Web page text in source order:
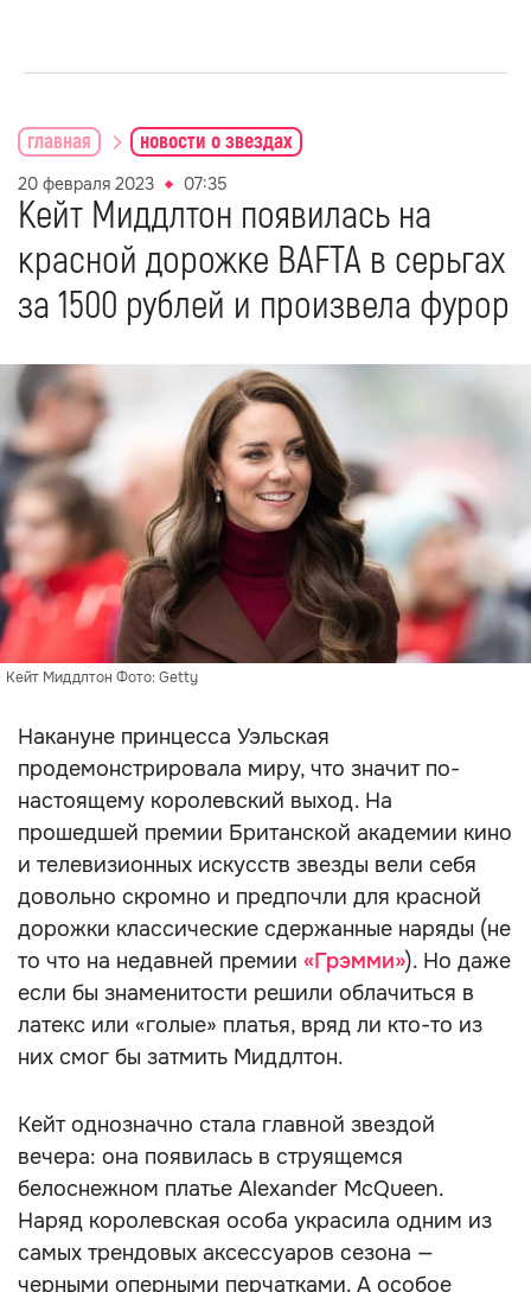
главная новости о звездах
20 февраля 2023 07:35
Кейт Миддлтон появилась на
красной дорожке BAFTA в серьгах
за 1500 рублей и произвела фурор
Кейт Миддлтон Фото: Getty
Накануне принцесса Уэльская
продемонстрировала миру, что значит по-
настоящему королевский выход. На
прошедшей премии Британской академии кино
и телевизионных искусств звезды вели себя
довольно скромно и предпочли для красной
дорожки классические сдержанные наряды (не
то что на недавней премии «Грэмми»). Но даже
если бы знаменитости решили облачиться в
латекс или «голые» платья, вряд ли кто-то из
них смог бы затмить Миддлтон.
Кейт однозначно стала главной звездой
вечера: она появилась в струящемся
белоснежном платье Alexander McQueen.
Наряд королевская особа украсила одним из
самых трендовых аксессуаров сезона —
черными оперными перчатками. А особое